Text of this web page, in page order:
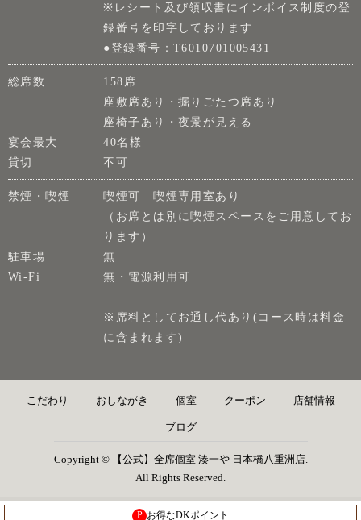
※レシート及び領収書にインボイス制度の登
録番号を印字しております
●登録番号：T6010701005431
総席数
158席
座敷席あり・掘りごたつ席あり
座椅子あり・夜景が見える
宴会最大
40名様
貸切
不可
禁煙・喫煙
喫煙可 喫煙専用室あり
（お席とは別に喫煙スペースをご用意してお
ります）
駐車場
無
Wi-Fi
無・電源利用可
※席料としてお通し代あり(コース時は料金
に含まれます)
こだわり おしながき 個室 クーポン 店舗情報
ブログ
Copyright © 【公式】全席個室 湊一や 日本橋八重洲店.
All Rights Reserved.
P お得なDKポイント